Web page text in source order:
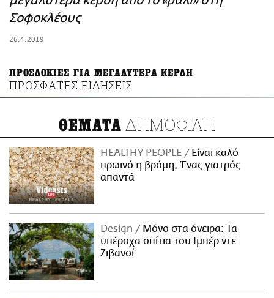
ΑΜΠΑ
Σοφοκλέους
26.4.2019
ΠΡΟΣΔΟΚΙΕΣ ΓΙΑ ΜΕΓΑΛΥΤΕΡΑ ΚΕΡΔΗ
ΠΡΟΣΦΑΤΕΣ ΕΙΔΗΣΕΙΣ
ΘΕΜΑΤΑ ΔΗΜΟΦΙΛΗ
HEALTHY PEOPLE
Είναι καλό
πρωινό η βρόμη; Ένας γιατρός
απαντά
Design
Μόνο στα όνειρα: Τα
υπέροχα σπίτια του Ιμπέρ ντε
Ζιβανσί